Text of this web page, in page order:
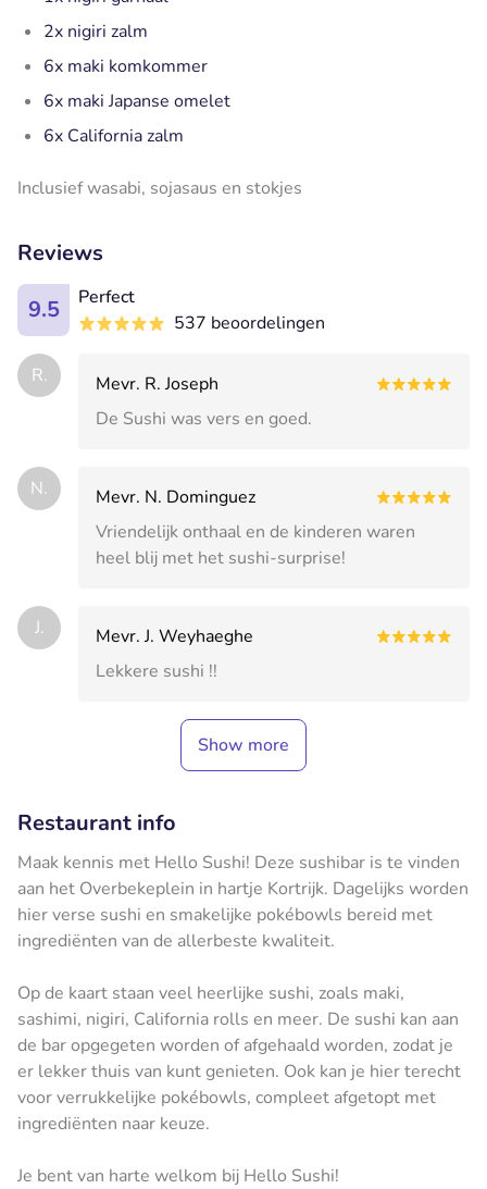
2x nigiri zalm
6x maki komkommer
6x maki Japanse omelet
6x California zalm
Inclusief wasabi, sojasaus en stokjes
Reviews
9.5
Perfect
537 beoordelingen
R.
Mevr. R. Joseph
De Sushi was vers en goed.
N.
Mevr. N. Dominguez
Vriendelijk onthaal en de kinderen waren
heel blij met het sushi-surprise!
J.
Mevr. J. Weyhaeghe
Lekkere sushi !!
Show more
Restaurant info
Maak kennis met Hello Sushi! Deze sushibar is te vinden
aan het Overbekeplein in hartje Kortrijk. Dagelijks worden
hier verse sushi en smakelijke pokébowls bereid met
ingrediënten van de allerbeste kwaliteit.
Op de kaart staan veel heerlijke sushi, zoals maki,
sashimi, nigiri, California rolls en meer. De sushi kan aan
de bar opgegeten worden of afgehaald worden, zodat je
er lekker thuis van kunt genieten. Ook kan je hier terecht
voor verrukkelijke pokébowls, compleet afgetopt met
ingrediënten naar keuze.
Je bent van harte welkom bij Hello Sushi!